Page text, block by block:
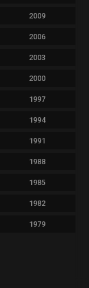
2009
2006
2003
2000
1997
1994
1991
1988
1985
1982
1979